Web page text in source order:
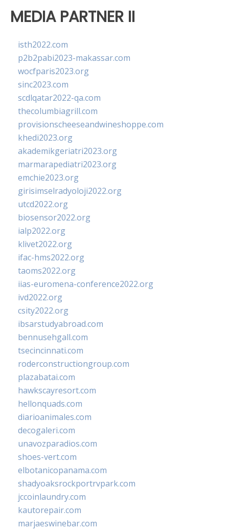
MEDIA PARTNER II
isth2022.com
p2b2pabi2023-makassar.com
wocfparis2023.org
sinc2023.com
scdlqatar2022-qa.com
thecolumbiagrill.com
provisionscheeseandwineshoppe.com
khedi2023.org
akademikgeriatri2023.org
marmarapediatri2023.org
emchie2023.org
girisimselradyoloji2022.org
utcd2022.org
biosensor2022.org
ialp2022.org
klivet2022.org
ifac-hms2022.org
taoms2022.org
iias-euromena-conference2022.org
ivd2022.org
csity2022.org
ibsarstudyabroad.com
bennusehgall.com
tsecincinnati.com
roderconstructiongroup.com
plazabatai.com
hawkscayresort.com
hellonquads.com
diarioanimales.com
decogaleri.com
unavozparadios.com
shoes-vert.com
elbotanicopanama.com
shadyoaksrockportrvpark.com
jccoinlaundry.com
kautorepair.com
marjaeswinebar.com